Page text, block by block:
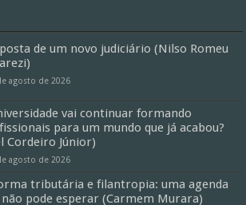
de um novo judiciário (Nilso Romeu
agosto de 2026
vai continuar formando
para um mundo que já acabou?
Cordeiro Júnior)
agosto de 2026
tributária e filantropia: uma agenda
não pode esperar (Carmem Murara)